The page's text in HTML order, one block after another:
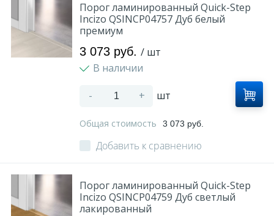
Порог ламинированный Quick-Step
Incizo QSINCP04757 Дуб белый
премиум
3 073 руб. / шт
В наличии
- + шт
Общая стоимость 3 073 руб.
Добавить к сравнению
Порог ламинированный Quick-Step
Incizo QSINCP04759 Дуб светлый
лакированный